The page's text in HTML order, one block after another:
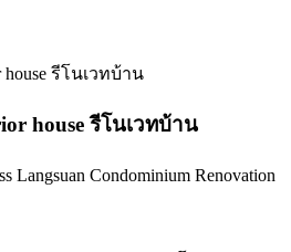
house รีโนเวทบ้าน
Condominium Renovation